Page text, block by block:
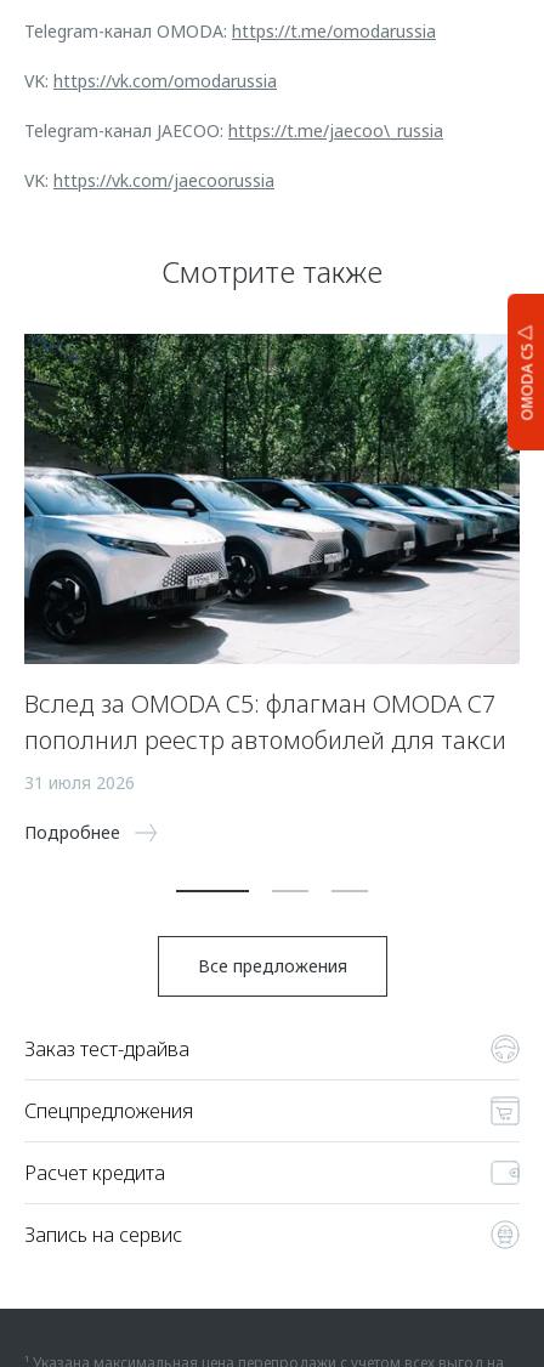
OMODA C5
Telegram-канал OMODA: https://t.me/omodarussia
VK: https://vk.com/omodarussia
Telegram-канал JAECOO: https://t.me/jaecoo\_russia
VK: https://vk.com/jaecoorussia
Смотрите также
Вслед за OMODA C5: флагман OMODA C7
пополнил реестр автомобилей для такси
31 июля 2026
Подробнее
Все предложения
Заказ тест-драйва
Спецпредложения
Расчет кредита
Запись на сервис
¹ Указана максимальная цена перепродажи с учетом всех выгод на